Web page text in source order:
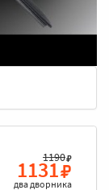
1190
1131
два дворника